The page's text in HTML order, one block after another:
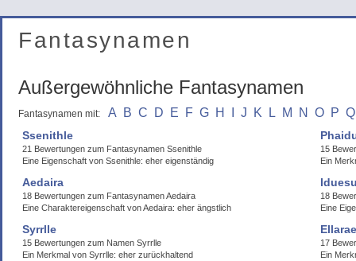
Fantasynamen
Außergewöhnliche Fantasynamen
Fantasynamen mit: A B C D E F G H J K L M N O P Q
Ssenithle
21 Bewertungen zum Fantasynamen Ssenithle
Eine Eigenschaft von Ssenithle: eher eigenständig
15
Ein
Aedaira
18 Bewertungen zum Fantasynamen Aedaira
Eine Charaktereigenschaft von Aedaira: eher ängstlich
18
Eine
Syrrlle
15 Bewertungen zum Namen Syrrlle
Ein Merkmal von Syrrlle: eher zurückhaltend
17
Ein